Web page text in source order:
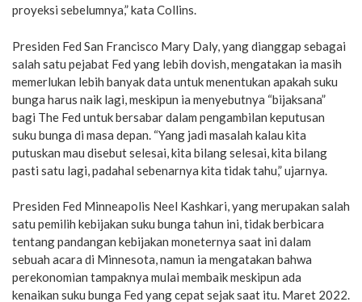
proyeksi sebelumnya,” kata Collins.
Presiden Fed San Francisco Mary Daly, yang dianggap sebagai
salah satu pejabat Fed yang lebih dovish, mengatakan ia masih
memerlukan lebih banyak data untuk menentukan apakah suku
bunga harus naik lagi, meskipun ia menyebutnya “bijaksana”
bagi The Fed untuk bersabar dalam pengambilan keputusan
suku bunga di masa depan. “Yang jadi masalah kalau kita
putuskan mau disebut selesai, kita bilang selesai, kita bilang
pasti satu lagi, padahal sebenarnya kita tidak tahu,” ujarnya.
Presiden Fed Minneapolis Neel Kashkari, yang merupakan salah
satu pemilih kebijakan suku bunga tahun ini, tidak berbicara
tentang pandangan kebijakan moneternya saat ini dalam
sebuah acara di Minnesota, namun ia mengatakan bahwa
perekonomian tampaknya mulai membaik meskipun ada
kenaikan suku bunga Fed yang cepat sejak saat itu. Maret 2022.